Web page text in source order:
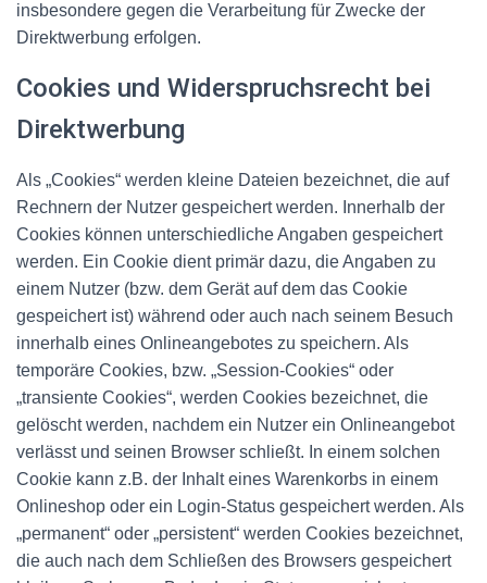
insbesondere gegen die Verarbeitung für Zwecke der
Direktwerbung erfolgen.
Cookies und Widerspruchsrecht bei
Direktwerbung
Als „Cookies“ werden kleine Dateien bezeichnet, die auf
Rechnern der Nutzer gespeichert werden. Innerhalb der
Cookies können unterschiedliche Angaben gespeichert
werden. Ein Cookie dient primär dazu, die Angaben zu
einem Nutzer (bzw. dem Gerät auf dem das Cookie
gespeichert ist) während oder auch nach seinem Besuch
innerhalb eines Onlineangebotes zu speichern. Als
temporäre Cookies, bzw. „Session-Cookies“ oder
„transiente Cookies“, werden Cookies bezeichnet, die
gelöscht werden, nachdem ein Nutzer ein Onlineangebot
verlässt und seinen Browser schließt. In einem solchen
Cookie kann z.B. der Inhalt eines Warenkorbs in einem
Onlineshop oder ein Login-Status gespeichert werden. Als
„permanent“ oder „persistent“ werden Cookies bezeichnet,
die auch nach dem Schließen des Browsers gespeichert